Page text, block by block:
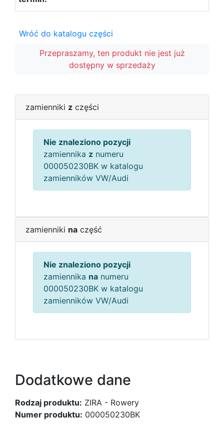
Wróć do katalogu części
Przepraszamy, ten produkt nie jest już
dostępny w sprzedaży
zamienniki z części
Nie znaleziono pozycji
zamiennika z numeru
000050230BK w katalogu
zamienników VW/Audi
zamienniki na część
Nie znaleziono pozycji
zamiennika na numeru
000050230BK w katalogu
zamienników VW/Audi
Dodatkowe dane
Rodzaj produktu: ZIRA - Rowery
Numer produktu: 000050230BK